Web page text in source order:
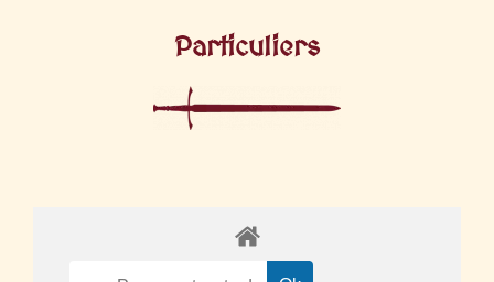
Particuliers